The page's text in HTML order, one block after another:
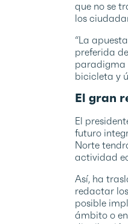
que no se
los
“La
preferida
paradigma
bicicleta y
El gran
El
futuro
Norte
actividad
Así, ha
redactar
posible
ámbito o